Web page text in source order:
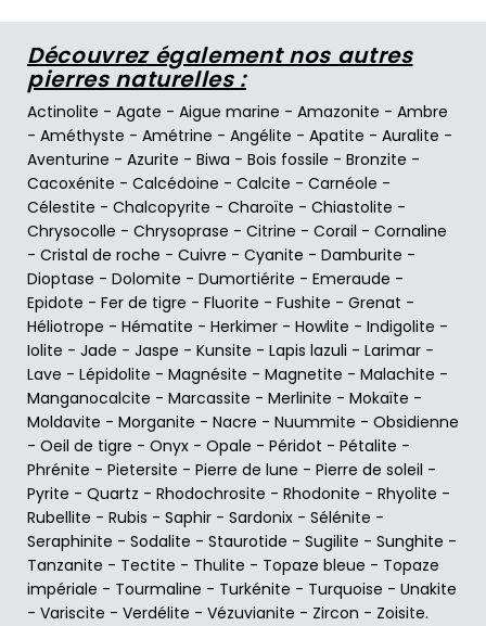
Découvrez également nos autres
pierres naturelles :
Actinolite - Agate - Aigue marine - Amazonite - Ambre
- Améthyste - Amétrine - Angélite - Apatite - Auralite -
Aventurine - Azurite - Biwa - Bois fossile - Bronzite -
Cacoxénite - Calcédoine - Calcite - Carnéole -
Célestite - Chalcopyrite - Charoïte - Chiastolite -
Chrysocolle - Chrysoprase - Citrine - Corail - Cornaline
- Cristal de roche - Cuivre - Cyanite - Damburite -
Dioptase - Dolomite - Dumortiérite - Emeraude -
Epidote - Fer de tigre - Fluorite - Fushite - Grenat -
Héliotrope - Hématite - Herkimer - Howlite - Indigolite -
Iolite - Jade - Jaspe - Kunsite - Lapis lazuli - Larimar -
Lave - Lépidolite - Magnésite - Magnetite - Malachite -
Manganocalcite - Marcassite - Merlinite - Mokaïte -
Moldavite - Morganite - Nacre - Nuummite - Obsidienne
- Oeil de tigre - Onyx - Opale - Péridot - Pétalite -
Phrénite - Pietersite - Pierre de lune - Pierre de soleil -
Pyrite - Quartz - Rhodochrosite - Rhodonite - Rhyolite -
Rubellite - Rubis - Saphir - Sardonix - Sélénite -
Seraphinite - Sodalite - Staurotide - Sugilite - Sunghite -
Tanzanite - Tectite - Thulite - Topaze bleue - Topaze
impériale - Tourmaline - Turkénite - Turquoise - Unakite
- Variscite - Verdélite - Vézuvianite - Zircon - Zoisite.